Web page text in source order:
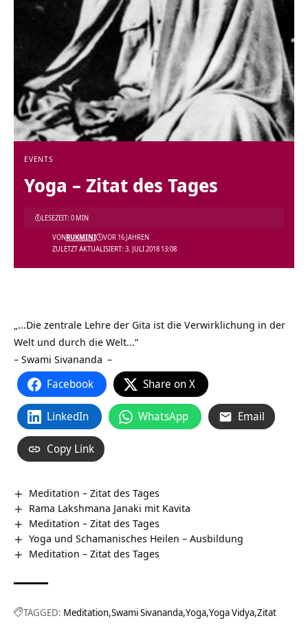
EVENTS
Yoga – Zitat des Tages
ZULETZT AKTUALISIERT: 3. JULI 2018 13:08
VONRUKMINI VOR 16 JAHREN
LESEZEIT: 0 MIN
„…Die zentrale Lehre der Gita ist die Verwirklichung in der
Welt und durch die Welt…“
– Swami Sivananda –
Facebook Share on X
LinkedIn WhatsApp Email
Copy Link
Meditation – Zitat des Tages
Rama Lakshmana Janaki mit Kavita
Meditation – Zitat des Tages
Yoga und Schamanisches Heilen – Ausbildung
Meditation – Zitat des Tages
TAGGED: Meditation Swami Sivananda Yoga Yoga Vidya Zitat